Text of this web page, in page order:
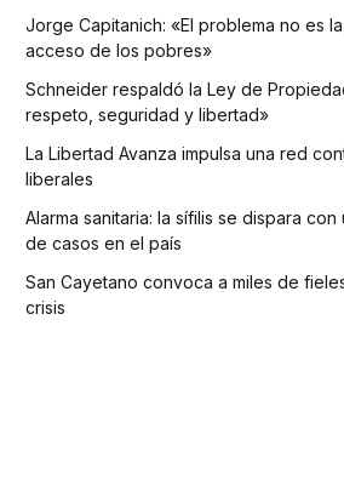
Jorge Capitanich: «El problema no es
acceso de los pobres»
Schneider respaldó la Ley de
respeto, seguridad y libertad»
La Libertad Avanza impulsa una red
liberales
Alarma sanitaria: la sífilis se dispara
de casos en el país
San Cayetano convoca a miles de
crisis